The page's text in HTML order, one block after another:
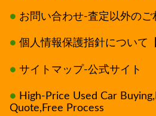
お問い合わせ-査定以外のご
個人情報保護指針について
サイトマップ-公式サイト
High-Price Used Car
Quote,Free Process